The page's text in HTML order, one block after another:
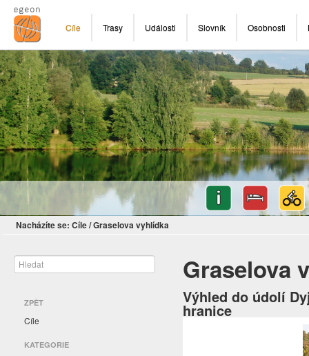
Cíle Trasy Události Slovník Osobnosti
Nacházíte se: Cíle/Graselova vyhlídka
ZPĚT
Cíle
KATEGORIE
Graselova
Výhled do údolí
hranice